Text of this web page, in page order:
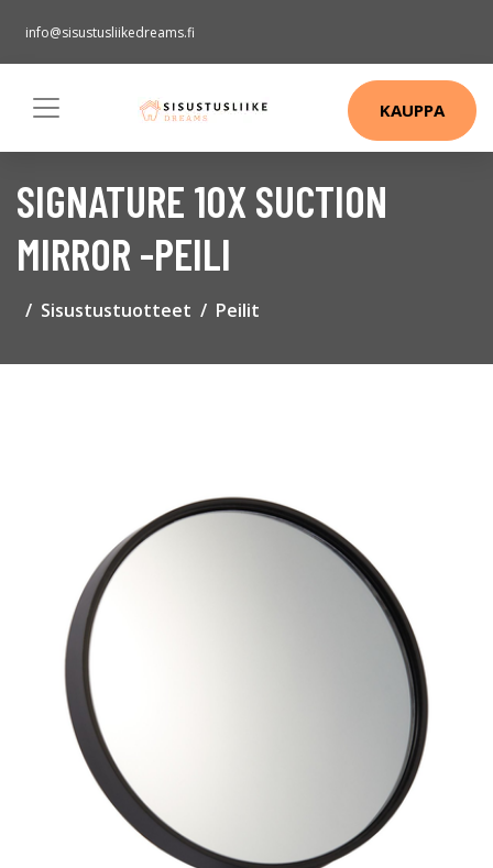
info@sisustusliikedreams.fi
KAUPPA
SIGNATURE 10X SUCTION
MIRROR -PEILI
Sisustustuotteet Peilit